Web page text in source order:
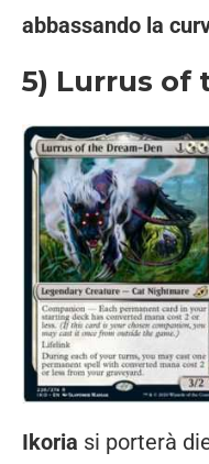
abbassando la
5) Lurrus of
Ikoria si porterà